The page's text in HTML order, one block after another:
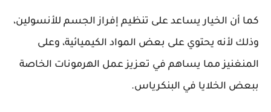
كما أن الخيار يساعد على تنظيم إفراز الجسم للأنسولين،
وذلك لأنه يحتوي على بعض المواد الكيميائية، وعلى
المنغنيز مما يساهم في تعزيز عمل الهرمونات الخاصة
ببعض الخلايا في البنكرياس.